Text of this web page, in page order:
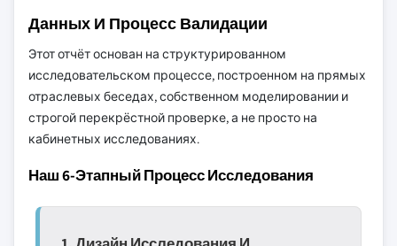
Данных И Процесс Валидации
Этот отчёт основан на структурированном
исследовательском процессе, построенном на прямых
отраслевых беседах, собственном моделировании и
строгой перекрёстной проверке, а не просто на
кабинетных исследованиях.
Наш 6-Этапный Процесс Исследования